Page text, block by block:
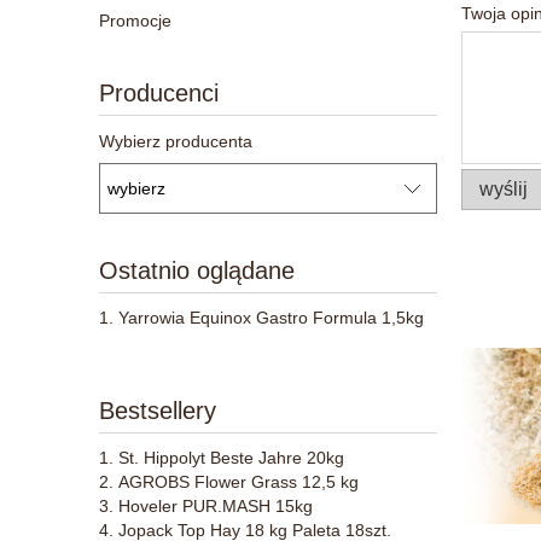
Promocje
Producenci
Wybierz producenta
Ostatnio oglądane
Yarrowia Equinox Gastro Formula 1,5kg
Bestsellery
St. Hippolyt Beste Jahre 20kg
AGROBS Flower Grass 12,5 kg
Hoveler PUR.MASH 15kg
Jopack Top Hay 18 kg Paleta 18szt.
Twoja
wyślij